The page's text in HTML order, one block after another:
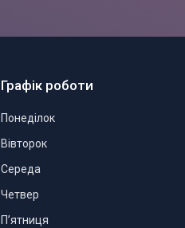
Графік роботи
Понеділок
Вівторок
Середа
Четвер
Пʼятниця